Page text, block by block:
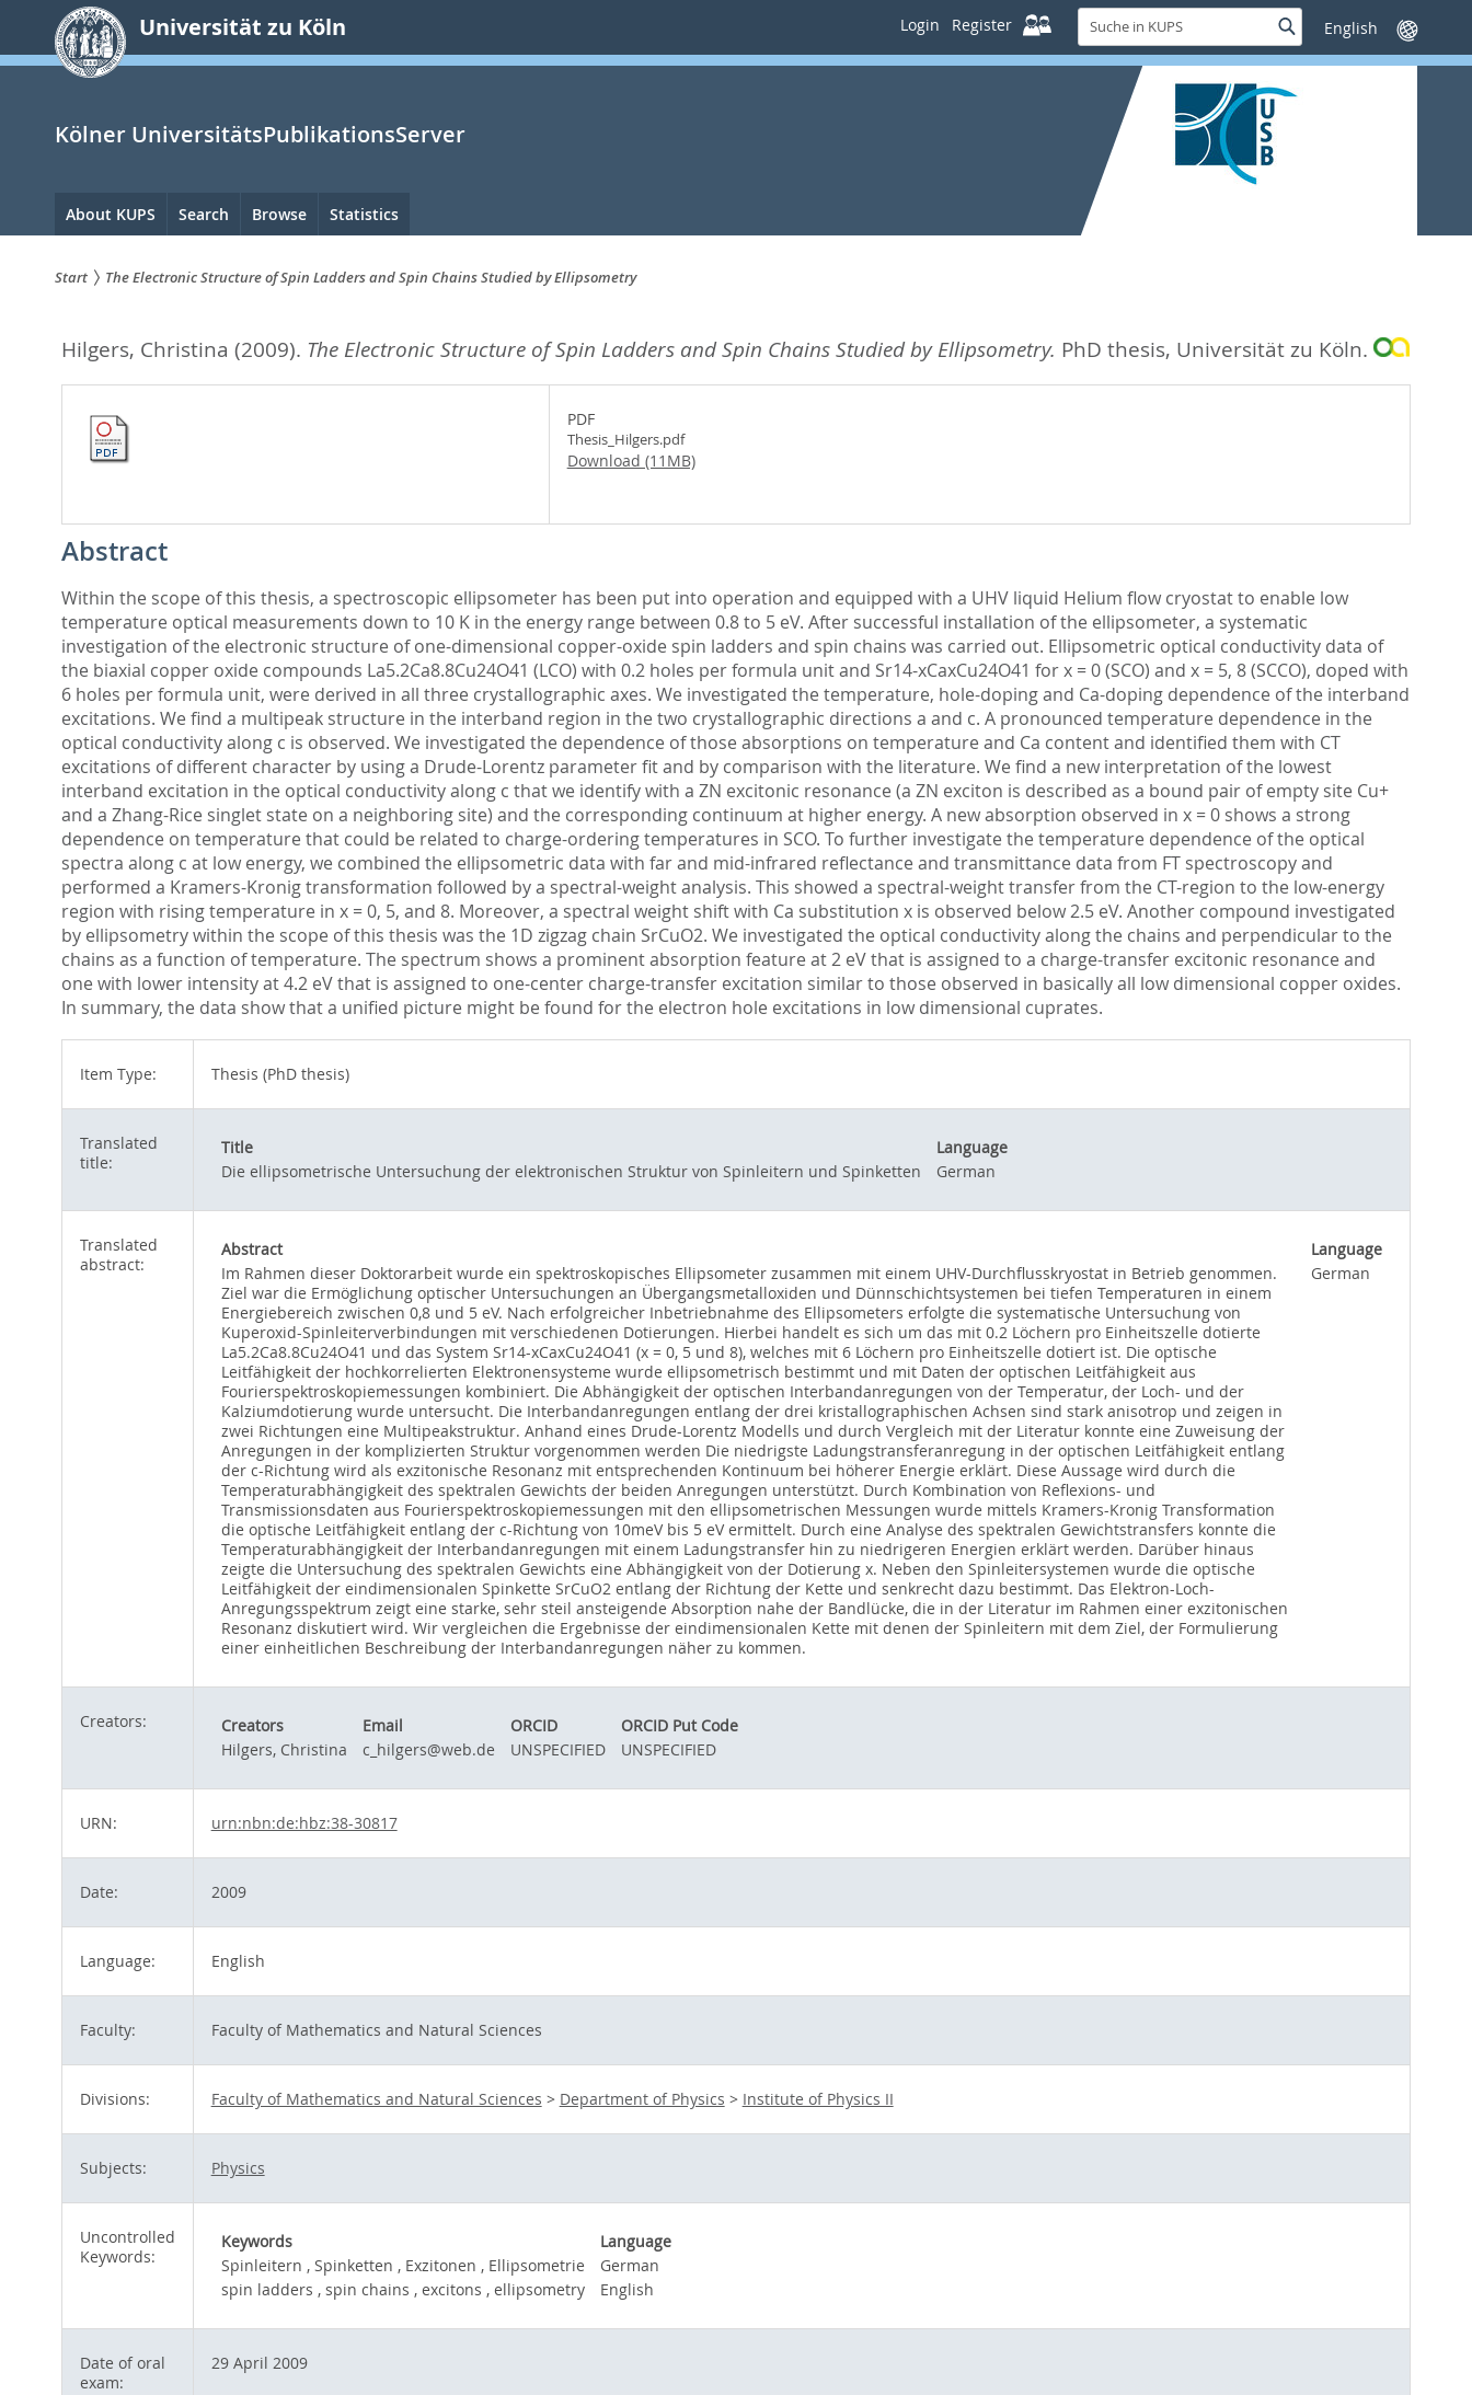
springen
Universität zu Köln Login Register
Suche
in
KUPS
SucheSprache
wechseln
Kölner UniversitätsPublikationsServer
Hauptnavigation
About KUPS Search Browse Statistics
sind
hier:
Start The Electronic Structure of Spin Ladders and Spin Chains Studied by Ellipsometry
Hilgers, Christina (2009). The Electronic Structure of Spin Ladders and Spin Chains Studied by Ellipsometry. PhD thesis, Universität zu Köln.
PDF
Thesis_Hilgers.pdf
Download (11MB)
Abstract
Within the scope of this thesis, a spectroscopic ellipsometer has been put into operation and equipped with a UHV liquid Helium flow cryostat to enable low
temperature optical measurements down to 10 K in the energy range between 0.8 to 5 eV. After successful installation of the ellipsometer, a systematic
investigation of the electronic structure of one-dimensional copper-oxide spin ladders and spin chains was carried out. Ellipsometric optical conductivity data of
the biaxial copper oxide compounds La5.2Ca8.8Cu24O41 (LCO) with 0.2 holes per formula unit and Sr14-xCaxCu24O41 for x = 0 (SCO) and x = 5, 8 (SCCO), doped with
6 holes per formula unit, were derived in all three crystallographic axes. We investigated the temperature, hole-doping and Ca-doping dependence of the interband
excitations. We find a multipeak structure in the interband region in the two crystallographic directions a and c. A pronounced temperature dependence in the
optical conductivity along c is observed. We investigated the dependence of those absorptions on temperature and Ca content and identified them with CT
excitations of different character by using a Drude-Lorentz parameter fit and by comparison with the literature. We find a new interpretation of the lowest
interband excitation in the optical conductivity along c that we identify with a ZN excitonic resonance (a ZN exciton is described as a bound pair of empty site Cu+
and a Zhang-Rice singlet state on a neighboring site) and the corresponding continuum at higher energy. A new absorption observed in x = 0 shows a strong
dependence on temperature that could be related to charge-ordering temperatures in SCO. To further investigate the temperature dependence of the optical
spectra along c at low energy, we combined the ellipsometric data with far and mid-infrared reflectance and transmittance data from FT spectroscopy and
performed a Kramers-Kronig transformation followed by a spectral-weight analysis. This showed a spectral-weight transfer from the CT-region to the low-energy
region with rising temperature in x = 0, 5, and 8. Moreover, a spectral weight shift with Ca substitution x is observed below 2.5 eV. Another compound investigated
by ellipsometry within the scope of this thesis was the 1D zigzag chain SrCuO2. We investigated the optical conductivity along the chains and perpendicular to the
chains as a function of temperature. The spectrum shows a prominent absorption feature at 2 eV that is assigned to a charge-transfer excitonic resonance and
one with lower intensity at 4.2 eV that is assigned to one-center charge-transfer excitation similar to those observed in basically all low dimensional copper oxides.
In summary, the data show that a unified picture might be found for the electron hole excitations in low dimensional cuprates.
Item Type: Thesis (PhD thesis)
Translated
title:
Title
Language
Die ellipsometrische Untersuchung der elektronischen Struktur von Spinleitern und Spinketten
German
Translated
abstract:
Abstract
Language
Im Rahmen dieser Doktorarbeit wurde ein spektroskopisches Ellipsometer zusammen mit einem UHV-Durchflusskryostat in Betrieb genommen.
Ziel war die Ermöglichung optischer Untersuchungen an Übergangsmetalloxiden und Dünnschichtsystemen bei tiefen Temperaturen in einem
Energiebereich zwischen 0,8 und 5 eV. Nach erfolgreicher Inbetriebnahme des Ellipsometers erfolgte die systematische Untersuchung von
Kuperoxid-Spinleiterverbindungen mit verschiedenen Dotierungen. Hierbei handelt es sich um das mit 0.2 Löchern pro Einheitszelle dotierte
La5.2Ca8.8Cu24O41 und das System Sr14-xCaxCu24O41 (x = 0, 5 und 8), welches mit 6 Löchern pro Einheitszelle dotiert ist. Die optische
Leitfähigkeit der hochkorrelierten Elektronensysteme wurde ellipsometrisch bestimmt und mit Daten der optischen Leitfähigkeit aus
Fourierspektroskopiemessungen kombiniert. Die Abhängigkeit der optischen Interbandanregungen von der Temperatur, der Loch- und der
Kalziumdotierung wurde untersucht. Die Interbandanregungen entlang der drei kristallographischen Achsen sind stark anisotrop und zeigen in
zwei Richtungen eine Multipeakstruktur. Anhand eines Drude-Lorentz Modells und durch Vergleich mit der Literatur konnte eine Zuweisung der
Anregungen in der komplizierten Struktur vorgenommen werden Die niedrigste Ladungstransferanregung in der optischen Leitfähigkeit entlang
der c-Richtung wird als exzitonische Resonanz mit entsprechenden Kontinuum bei höherer Energie erklärt. Diese Aussage wird durch die
Temperaturabhängigkeit des spektralen Gewichts der beiden Anregungen unterstützt. Durch Kombination von Reflexions- und
Transmissionsdaten aus Fourierspektroskopiemessungen mit den ellipsometrischen Messungen wurde mittels Kramers-Kronig Transformation
die optische Leitfähigkeit entlang der c-Richtung von 10meV bis 5 eV ermittelt. Durch eine Analyse des spektralen Gewichtstransfers konnte die
Temperaturabhängigkeit der Interbandanregungen mit einem Ladungstransfer hin zu niedrigeren Energien erklärt werden. Darüber hinaus
zeigte die Untersuchung des spektralen Gewichts eine Abhängigkeit von der Dotierung x. Neben den Spinleitersystemen wurde die optische
Leitfähigkeit der eindimensionalen Spinkette SrCuO2 entlang der Richtung der Kette und senkrecht dazu bestimmt. Das Elektron-Loch-
Anregungsspektrum zeigt eine starke, sehr steil ansteigende Absorption nahe der Bandlücke, die in der Literatur im Rahmen einer exzitonischen
Resonanz diskutiert wird. Wir vergleichen die Ergebnisse der eindimensionalen Kette mit denen der Spinleitern mit dem Ziel, der Formulierung
einer einheitlichen Beschreibung der Interbandanregungen näher zu kommen.
German
Creators: Creators Email ORCID
ORCID Put Code
Hilgers, Christina
c_hilgers@web.de UNSPECIFIED UNSPECIFIED
URN: urn:nbn:de:hbz:38-30817
Date: 2009
Language: English
Faculty: Faculty of Mathematics and Natural Sciences
Divisions: Faculty of Mathematics and Natural Sciences > Department of Physics > Institute of Physics II
Subjects: Physics
Uncontrolled
Keywords:
Keywords
Language
Spinleitern , Spinketten , Exzitonen , Ellipsometrie
German
spin ladders , spin chains , excitons , ellipsometry
English
Date of oral
exam:
29 April 2009